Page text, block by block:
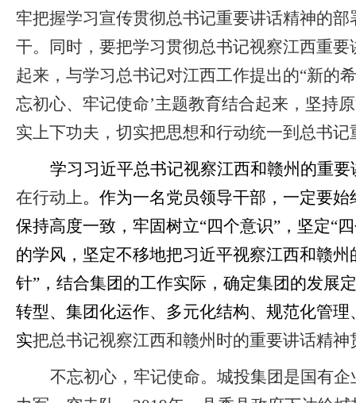
牢把握学习宣传贯彻总书记重要讲话精神的
干。同时，要把学习贯彻总书记视察江西重
起来，与学习总书记对江西工作提出的“新的
忘初心、牢记使命’主题教育结合起来，坚持
实上下功夫，切实把思想和行动统一到总书
学习习近平总书记视察江西和赣州的重
在行动上。作为一名党员领导干部，一定要
保持高度一致，牢固树立“四个意识”，坚定“
的学风，坚定不移地把习近平视察江西和赣
针”，结合集团的工作实际，确定集团的发展
转型、集团化运作、多元化结构、规范化管
实把总书记视察江西和赣州时的重要讲话精神
不忘初心，牢记使命。城投集团是国有企